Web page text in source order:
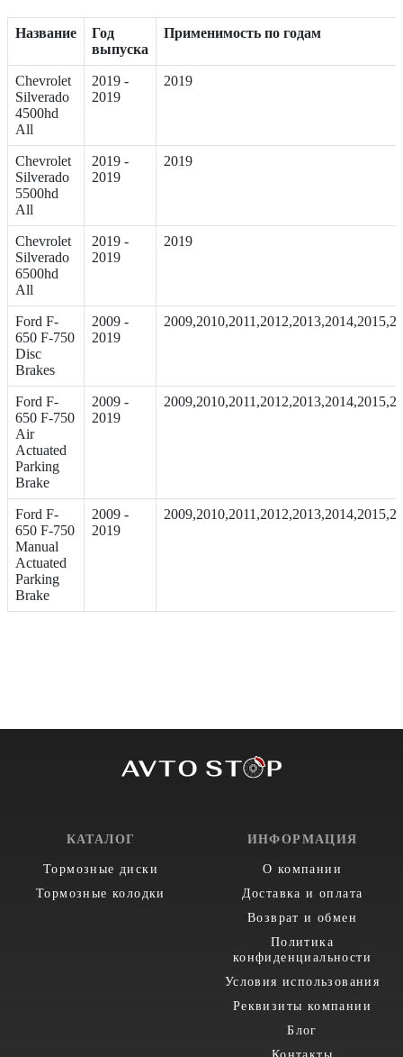
Название
Год
выпуска
Применимость по годам
Chevrolet
Silverado
4500hd
All
2019 -
2019
2019
Chevrolet
Silverado
5500hd
All
2019 -
2019
2019
Chevrolet
Silverado
6500hd
All
2019 -
2019
2019
Ford F-
650 F-750
Disc
Brakes
2009 -
2019
Ford F-
650 F-750
Air
Actuated
Parking
Brake
2009 -
2019
Ford F-
650 F-750
Manual
Actuated
Parking
Brake
2009 -
2019
КАТАЛОГ
Тормозные диски
Тормозные колодки
ИНФОРМАЦИЯ
О компании
Доставка и оплата
Возврат и обмен
Политика
конфиденциальности
Условия использования
Реквизиты компании
Блог